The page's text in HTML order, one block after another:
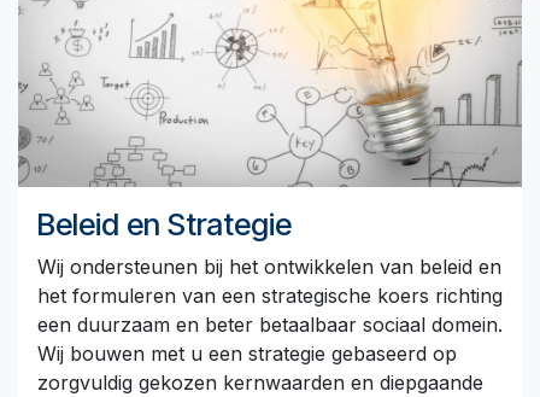
Beleid en Strategie
Wij ondersteunen bij het ontwikkelen van beleid en
het formuleren van een strategische koers richting
een duurzaam en beter betaalbaar sociaal domein.
Wij bouwen met u een strategie gebaseerd op
zorgvuldig gekozen kernwaarden en diepgaande